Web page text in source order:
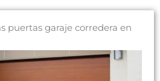
puertas garaje corredera en